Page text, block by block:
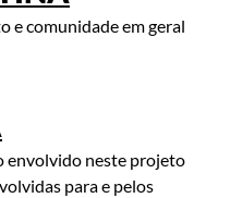
e comunidade em geral
envolvido neste projeto
para e pelos